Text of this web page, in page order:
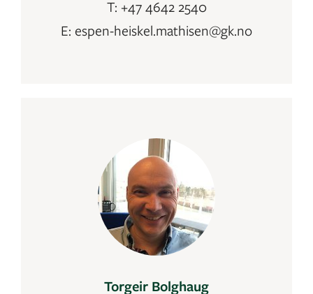
T: +47 4642 2540
E: espen-heiskel.mathisen@gk.no
Torgeir Bolghaug